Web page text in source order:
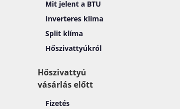
Mit jelent a BTU
Inverteres klíma
Split klíma
Hőszivattyúkról
Hőszivattyú
vásárlás előtt
Fizetés